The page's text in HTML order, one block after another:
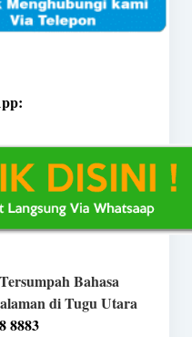
Bahasa
di Tugu Utara
8883